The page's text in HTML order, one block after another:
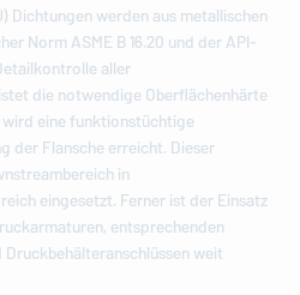
Dichtungen werden aus metallischen
Norm ASME B 16.20 und der API-
aller
die notwendige Oberflächenhärte
eine funktionstüchtige
der Flansche erreicht. Dieser
in
eingesetzt. Ferner ist der Einsatz
entsprechenden
weit